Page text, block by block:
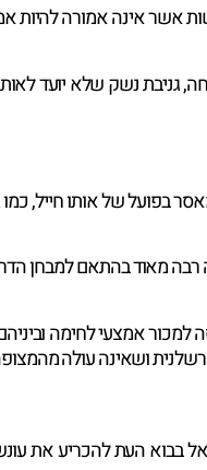
אינה אמורה להיות
נשק שלא יועד
של אותו חייל,
רבה מאוד בהתאם למבחן
אמצעי לחימה
ושאינה עולה
העת להכריע את